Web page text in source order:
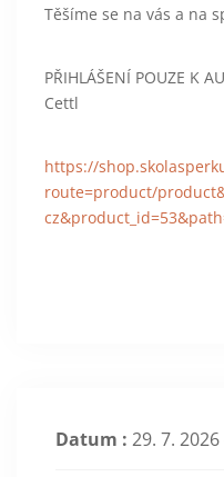
Těšíme se na vás a na
PŘIHLÁŠENÍ POUZE K
Cettl
https://
route=product/
Datum : 29. 7.